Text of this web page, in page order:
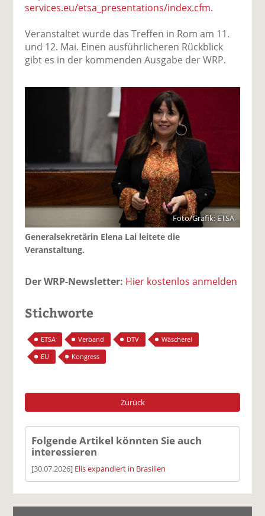
services.eu/etsa_presentations/index.cfm.
Veranstaltet wurde das Treffen in Rom am 11.
und 12. Mai. Einen ausführlicheren Rückblick
gibt es in der kommenden Ausgabe der WRP.
Foto/Grafik: ETSA
Generalsekretärin Elena Lai leitete die
Veranstaltung.
Der WRP-Newsletter: Hier kostenlos anmelden
Stichworte
ETSA Verband DTV
Wäscherei
EU
Kongress
Zurück
Folgende Artikel könnten Sie auch
interessieren
[30.07.2026] Elis expandiert in Brasilien